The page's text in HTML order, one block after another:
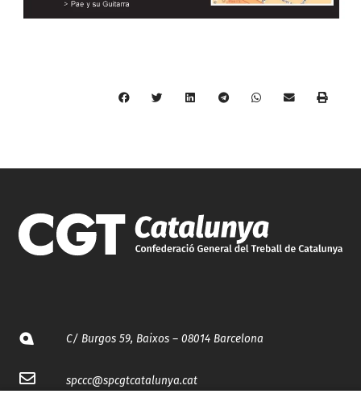
C/ Burgos 59, Baixos – 08014 Barcelona
spccc@spcgtcatalunya.cat